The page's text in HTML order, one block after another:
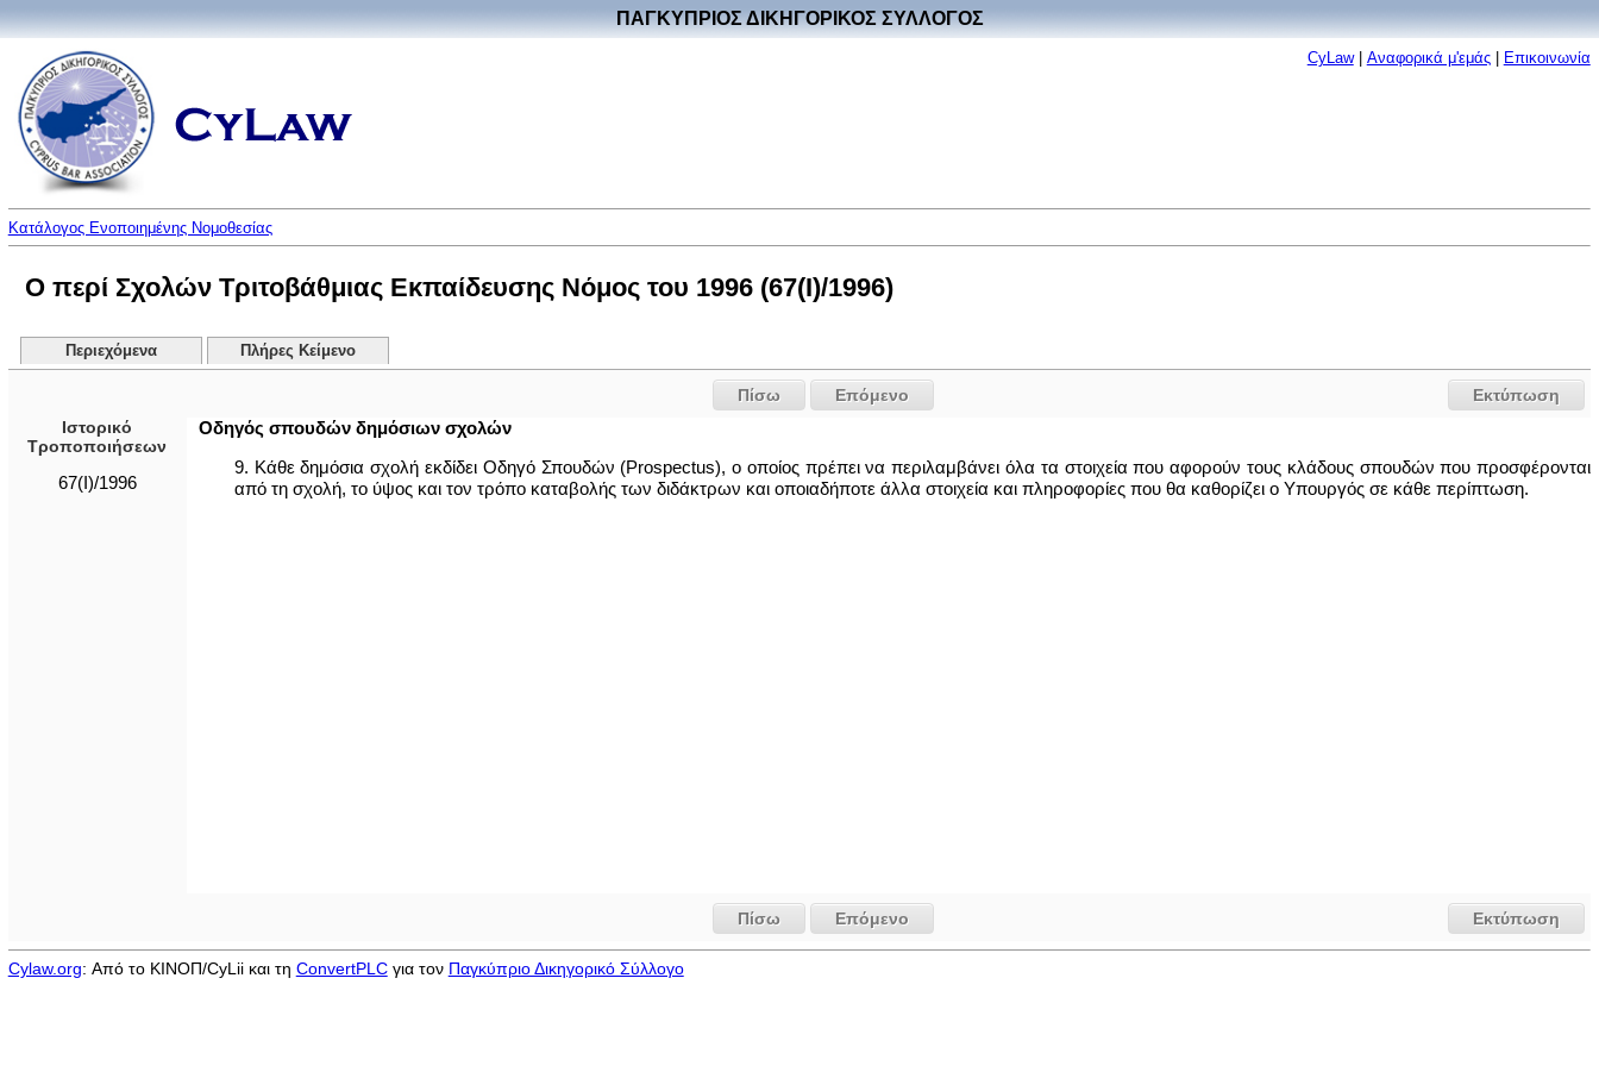
ΠΑΓΚΥΠΡΙΟΣ ΔΙΚΗΓΟΡΙΚΟΣ ΣΥΛΛΟΓΟΣ
CyLaw| Αναφορικά μ'εμάς| Επικοινωνία
Κατάλογος Ενοποιημένης Νομοθεσίας
Ο περί Σχολών Τριτοβάθμιας Εκπαίδευσης Νόμος του 1996 (67(I)/1996)
Περιεχόμενα Πλήρες Κείμενο
Εκτύπωση
Πίσω
Επόμενο
Ιστορικό
Τροποποιήσεων
67(I)/1996
Οδηγός σπουδών δημόσιων σχολών
9. Κάθε δημόσια σχολή εκδίδει Οδηγό Σπουδών (Prospectus), ο οποίος πρέπει να περιλαμβάνει όλα τα στοιχεία που αφορούν τους κλάδους σπουδών που προσφέρονται
από τη σχολή, το ύψος και τον τρόπο καταβολής των διδάκτρων και οποιαδήποτε άλλα στοιχεία και πληροφορίες που θα καθορίζει ο Υπουργός σε κάθε περίπτωση.
Εκτύπωση
Πίσω Επόμενο
Cylaw.org: Από το ΚΙΝOΠ/CyLii και τη ConvertPLCγια τον Παγκύπριο Δικηγορικό Σύλλογο